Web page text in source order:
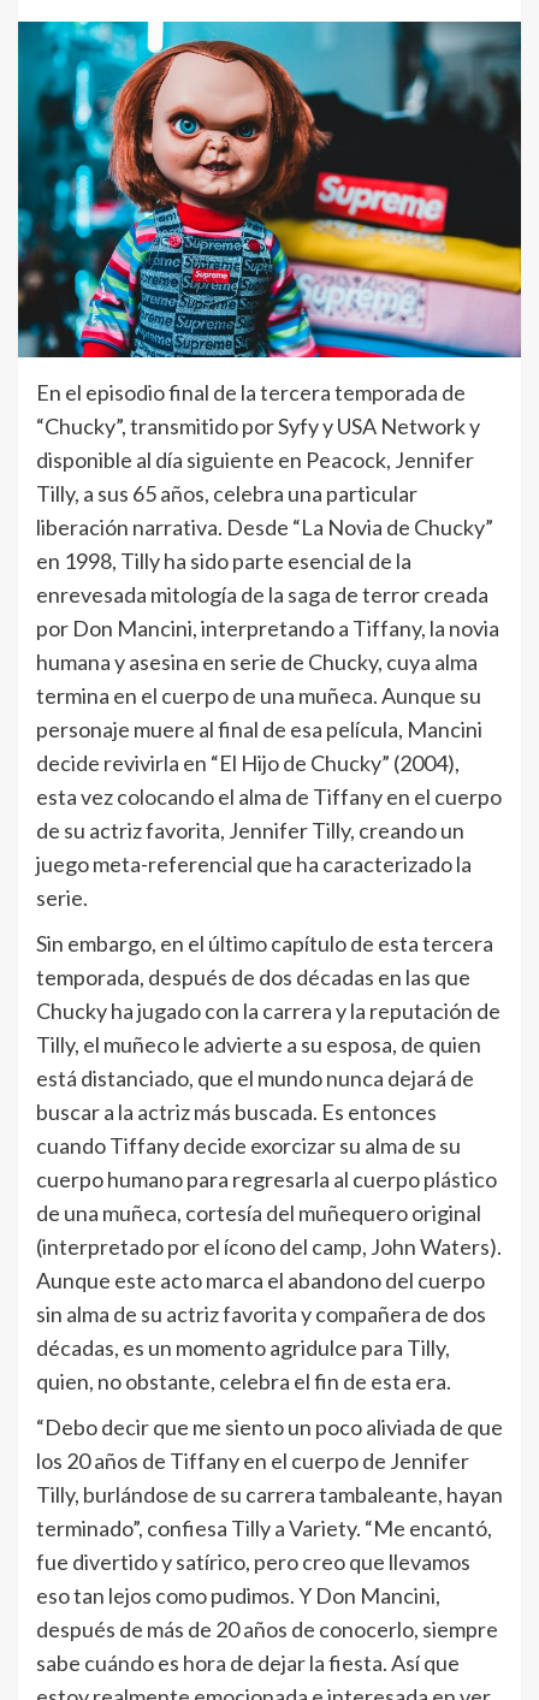
En el episodio final de la tercera temporada de
“Chucky”, transmitido por Syfy y USA Network y
disponible al día siguiente en Peacock, Jennifer
Tilly, a sus 65 años, celebra una particular
liberación narrativa. Desde “La Novia de Chucky”
en 1998, Tilly ha sido parte esencial de la
enrevesada mitología de la saga de terror creada
por Don Mancini, interpretando a Tiffany, la novia
humana y asesina en serie de Chucky, cuya alma
termina en el cuerpo de una muñeca. Aunque su
personaje muere al final de esa película, Mancini
decide revivirla en “El Hijo de Chucky” (2004),
esta vez colocando el alma de Tiffany en el cuerpo
de su actriz favorita, Jennifer Tilly, creando un
juego meta-referencial que ha caracterizado la
serie.
Sin embargo, en el último capítulo de esta tercera
temporada, después de dos décadas en las que
Chucky ha jugado con la carrera y la reputación de
Tilly, el muñeco le advierte a su esposa, de quien
está distanciado, que el mundo nunca dejará de
buscar a la actriz más buscada. Es entonces
cuando Tiffany decide exorcizar su alma de su
cuerpo humano para regresarla al cuerpo plástico
de una muñeca, cortesía del muñequero original
(interpretado por el ícono del camp, John Waters).
Aunque este acto marca el abandono del cuerpo
sin alma de su actriz favorita y compañera de dos
décadas, es un momento agridulce para Tilly,
quien, no obstante, celebra el fin de esta era.
“Debo decir que me siento un poco aliviada de que
los 20 años de Tiffany en el cuerpo de Jennifer
Tilly, burlándose de su carrera tambaleante, hayan
terminado”, confiesa Tilly a Variety. “Me encantó,
fue divertido y satírico, pero creo que llevamos
eso tan lejos como pudimos. Y Don Mancini,
después de más de 20 años de conocerlo, siempre
sabe cuándo es hora de dejar la fiesta. Así que